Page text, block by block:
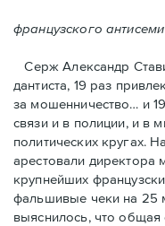
французского
Серж Александр
дантиста, 19 раз
за мошенничество… и
связи и в полиции, и в
политических кругах.
арестовали директора
крупнейших
фальшивые чеки на 25
выяснилось, что